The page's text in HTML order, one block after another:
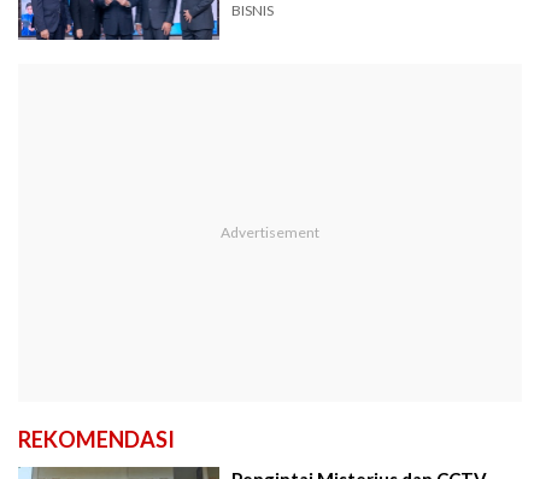
BISNIS
REKOMENDASI